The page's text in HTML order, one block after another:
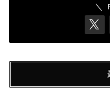
＼